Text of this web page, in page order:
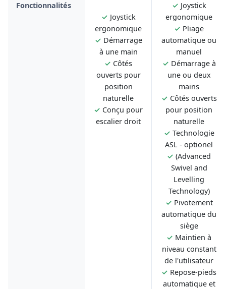
Fonctionnalités
✓ Joystick
ergonomique
✓ Démarrage
à une main
✓ Côtés
ouverts pour
position
naturelle
✓ Conçu pour
escalier droit
✓ Joystick
ergonomique
✓ Pliage
automatique ou
manuel
✓ Démarrage à
une ou deux
mains
✓ Côtés ouverts
pour position
naturelle
✓ Technologie
ASL - optionel
✓ (Advanced
Swivel and
Levelling
Technology)
✓ Pivotement
automatique du
siège
✓ Maintien à
niveau constant
de l'utilisateur
✓ Repose-pieds
automatique et